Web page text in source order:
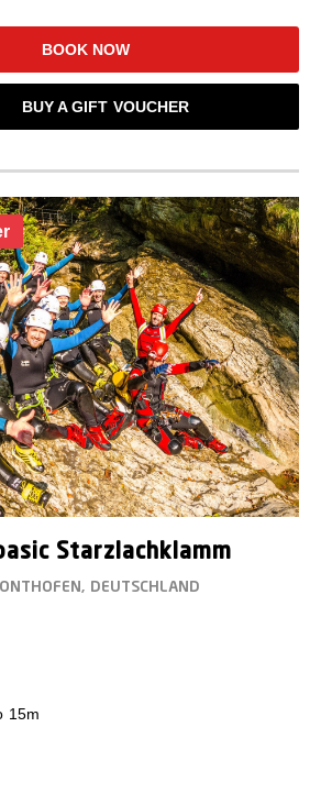
BOOK NOW
BUY A GIFT VOUCHER
Starzlachklamm
DEUTSCHLAND
15m